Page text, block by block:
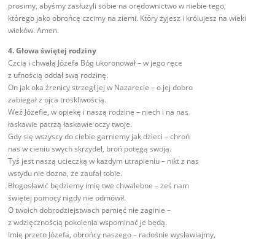
prosimy, abyśmy zasłużyli sobie na orędownictwo w niebie tego,
którego jako obrońcę czcimy na ziemi. Który żyjesz i królujesz na wieki
wieków. Amen.
4. Głowa świętej rodziny
Czcią i chwałą Józefa Bóg ukoronował – w jego ręce
z ufnością oddał swą rodzinę.
On jak oka źrenicy strzegł jej w Nazarecie – o jej dobro
zabiegał z ojca troskliwością.
Weź Józefie, w opiekę i naszą rodzinę – niech i na nas
łaskawie patrzą łaskawie oczy twoje.
Gdy się wszyscy do ciebie garniemy jak dzieci – chroń
nas w cieniu swych skrzydeł, broń potęgą swoją.
Tyś jest naszą ucieczką w każdym utrapieniu – nikt z nas
wstydu nie dozna, że zaufał tobie.
Błogosławić będziemy imię twe chwalebne – żeś nam
świętej pomocy nigdy nie odmówił.
O twoich dobrodziejstwach pamięć nie zaginie –
z wdzięcznością pokolenia wspominać je będą.
Imię przeto Józefa, obrońcy naszego – radośnie wysławiajmy,